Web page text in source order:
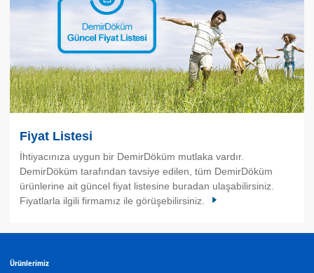
Fiyat Listesi
İhtiyacınıza uygun bir DemirDöküm mutlaka vardır.
DemirDöküm tarafından tavsiye edilen, tüm DemirDöküm
ürünlerine ait güncel fiyat listesine buradan ulaşabilirsiniz.
Fiyatlarla ilgili firmamız ile görüşebilirsiniz.
Ürünlerimiz